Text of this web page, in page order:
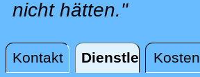
nicht hätten."
Kontakt Dienstleistungen
Kosten